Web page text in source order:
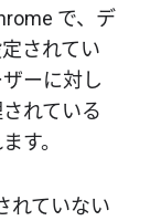
で、デ
されてい
ーに対し
れている
す。
れていない